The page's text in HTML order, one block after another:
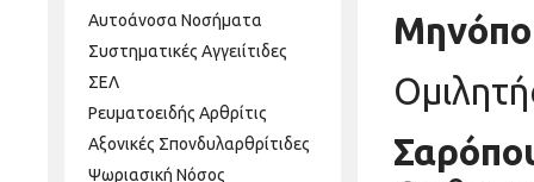
Αυτοάνοσα Νοσήματα
Συστηματικές Αγγειίτιδες
ΣΕΛ
Ρευματοειδής Αρθρίτις
Αξονικές Σπονδυλαρθρίτιδες
Ψωριασική Νόσος